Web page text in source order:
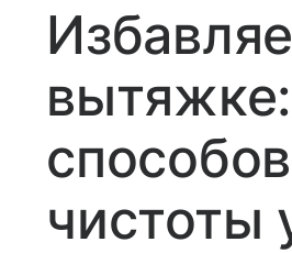
чистоты